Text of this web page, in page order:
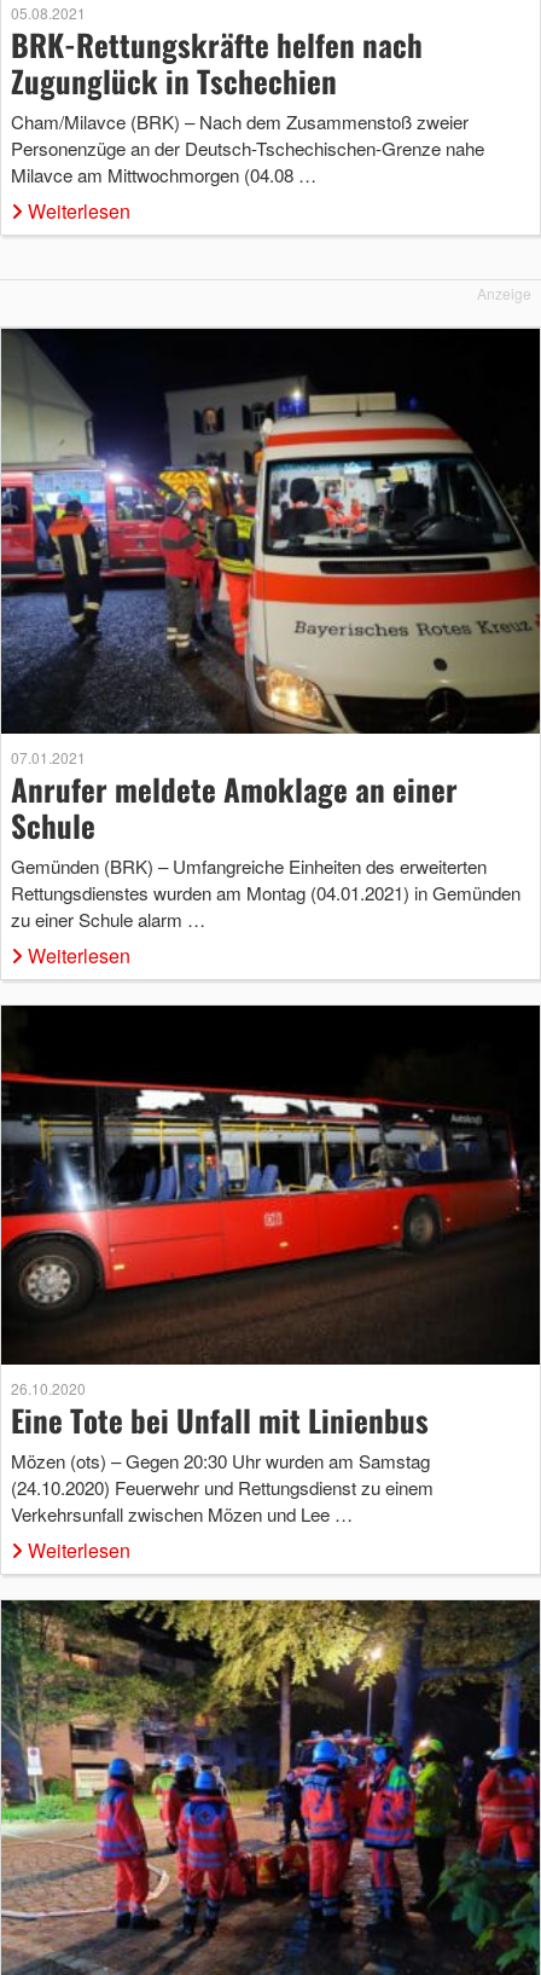
05.08.2021
BRK-Rettungskräfte helfen nach
Zugunglück in Tschechien
Cham/Milavce (BRK) – Nach dem Zusammenstoß zweier
Personenzüge an der Deutsch-Tschechischen-Grenze nahe
Milavce am Mittwochmorgen (04.08 …
Weiterlesen
Anzeige
07.01.2021
Anrufer meldete Amoklage an einer
Schule
Gemünden (BRK) – Umfangreiche Einheiten des erweiterten
Rettungsdienstes wurden am Montag (04.01.2021) in Gemünden
zu einer Schule alarm …
Weiterlesen
26.10.2020
Eine Tote bei Unfall mit Linienbus
Mözen (ots) – Gegen 20:30 Uhr wurden am Samstag
(24.10.2020) Feuerwehr und Rettungsdienst zu einem
Verkehrsunfall zwischen Mözen und Lee …
Weiterlesen